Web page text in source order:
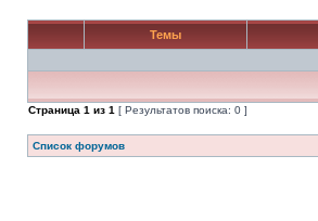
Темы
Страница 1 из 1 [ Результатов поиска: 0 ]
Список форумов